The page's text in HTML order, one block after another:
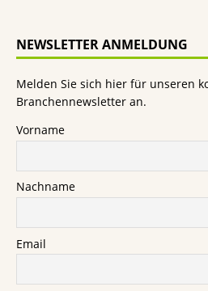
NEWSLETTER ANMELDUNG
Melden Sie sich hier für unseren
Branchennewsletter an.
Vorname
Nachname
Email